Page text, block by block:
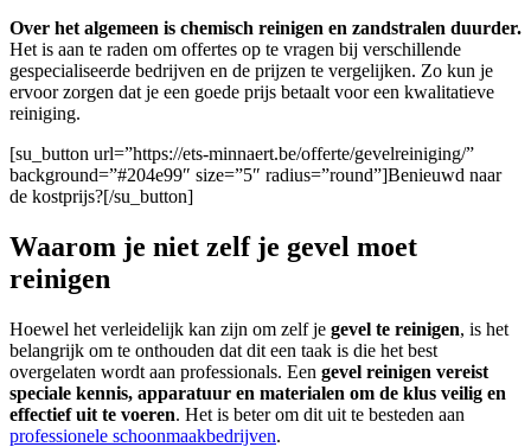
Over het algemeen is chemisch reinigen en zandstralen duurder.
Het is aan te raden om offertes op te vragen bij verschillende
gespecialiseerde bedrijven en de prijzen te vergelijken. Zo kun je
ervoor zorgen dat je een goede prijs betaalt voor een kwalitatieve
reiniging.
[su_button url=”https://ets-minnaert.be/offerte/gevelreiniging/”
background=”#204e99″ size=”5″ radius=”round”]Benieuwd naar
de kostprijs?[/su_button]
Waarom je niet zelf je gevel moet
reinigen
Hoewel het verleidelijk kan zijn om zelf je gevel te reinigen, is het
belangrijk om te onthouden dat dit een taak is die het best
overgelaten wordt aan professionals. Een gevel reinigen vereist
speciale kennis, apparatuur en materialen om de klus veilig en
effectief uit te voeren. Het is beter om dit uit te besteden aan
professionele schoonmaakbedrijven.